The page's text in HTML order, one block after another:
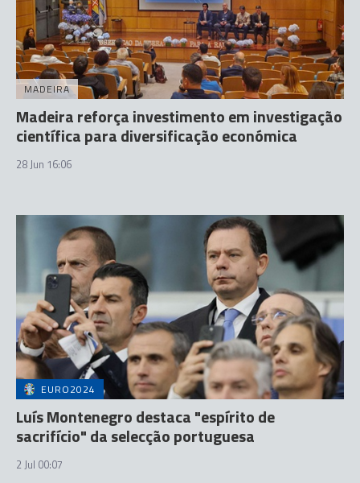
MADEIRA
Madeira reforça investimento em investigação
científica para diversificação económica
28 Jun 16:06
EURO2024
Luís Montenegro destaca "espírito de
sacrifício" da selecção portuguesa
2 Jul 00:07